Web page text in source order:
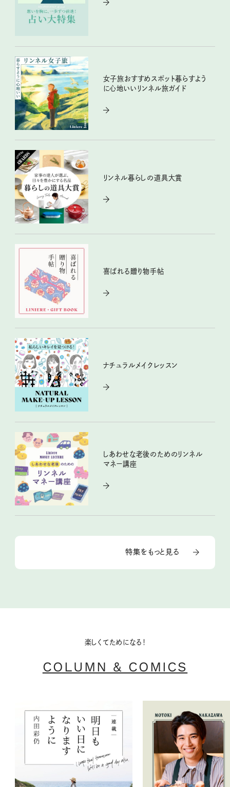
女子旅おすすめスポット暮らすよう
に心地いいリンネル旅ガイド
リンネル暮らしの道具大賞
喜ばれる贈り物手帖
ナチュラルメイクレッスン
しあわせな老後のためのリンネル
マネー講座
特集をもっと見る
楽しくてためになる！
COLUMN & COMICS